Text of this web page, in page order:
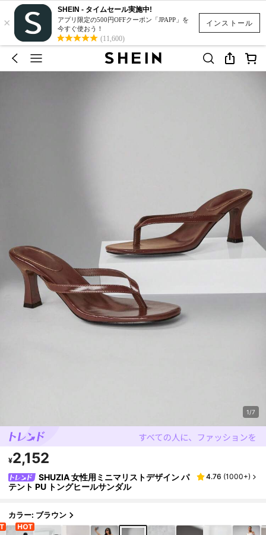
インストール
×
SHEIN - タイムセール実施中!
アプリ限定の500円OFFクーポン「JPAPP」を
今すぐ使おう！
(11,600)
1/7
¥2,152
SHUZIA 女性用ミニマリストデザイン パ
テント PU トングヒールサンダル
4.76 (1000+)
カラー: ブラウン